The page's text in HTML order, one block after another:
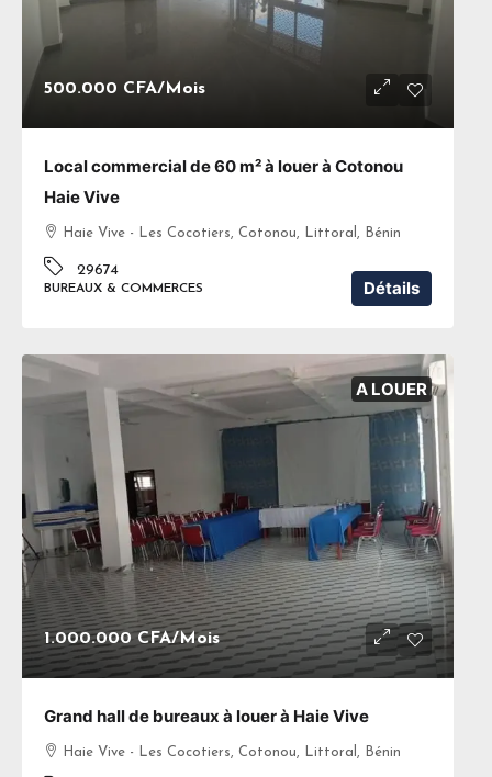
500.000 CFA/Mois
Local commercial de 60 m² à louer à Cotonou
Haie Vive
Haie Vive - Les Cocotiers, Cotonou, Littoral, Bénin
29674
BUREAUX & COMMERCES Détails
A LOUER
1.000.000 CFA/Mois
Grand hall de bureaux à louer à Haie Vive
Haie Vive - Les Cocotiers, Cotonou, Littoral, Bénin